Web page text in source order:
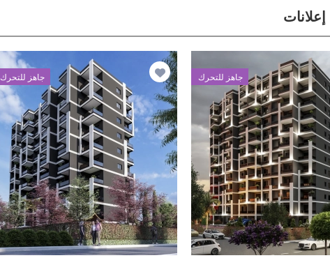
جاهز للتحرك جاهز للتحرك